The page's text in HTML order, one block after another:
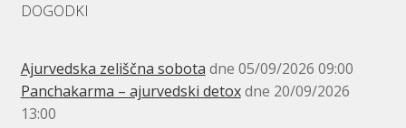
DOGODKI
Ajurvedska zeliščna sobota dne 05/09/2026 09:00
Panchakarma – ajurvedski detoxdne 20/09/2026
13:00